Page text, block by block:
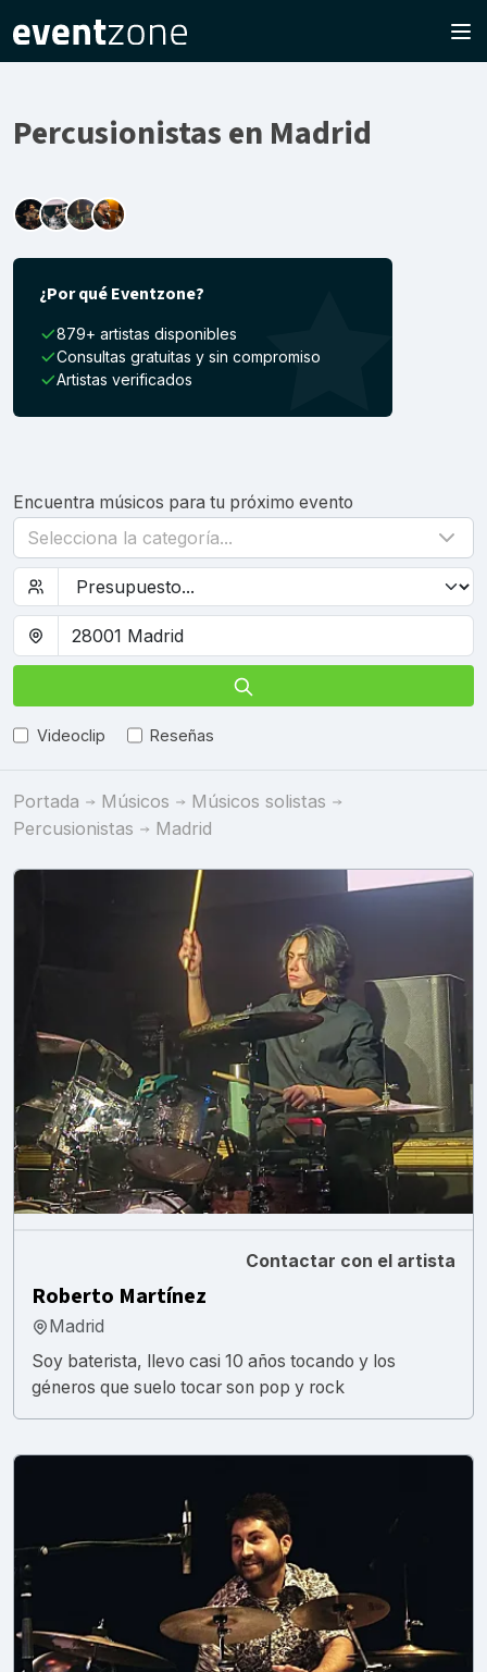
Percusionistas en Madrid
¿Por qué Eventzone?
879+ artistas disponibles
Consultas gratuitas y sin compromiso
Artistas verificados
Encuentra músicos para tu próximo evento
Selecciona la categoría...
Videoclip Reseñas
Portada Músicos
Músicos solistas
Percusionistas
Madrid
Contactar con el artista
Roberto Martínez
Madrid
Soy baterista, llevo casi 10 años tocando y los
géneros que suelo tocar son pop y rock